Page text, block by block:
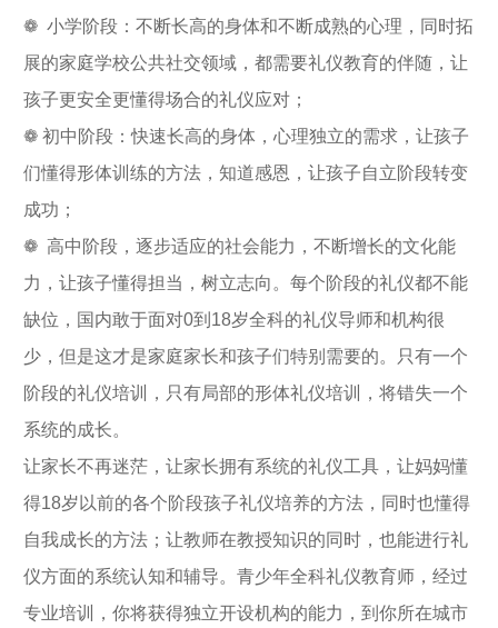
❁ 小学阶段：不断长高的身体和不断成熟的心理，同时拓
展的家庭学校公共社交领域，都需要礼仪教育的伴随，让
孩子更安全更懂得场合的礼仪应对；
❁ 初中阶段：快速长高的身体，心理独立的需求，让孩子
们懂得形体训练的方法，知道感恩，让孩子自立阶段转变
成功；
❁ 高中阶段，逐步适应的社会能力，不断增长的文化能
力，让孩子懂得担当，树立志向。每个阶段的礼仪都不能
缺位，国内敢于面对0到18岁全科的礼仪导师和机构很
少，但是这才是家庭家长和孩子们特别需要的。只有一个
阶段的礼仪培训，只有局部的形体礼仪培训，将错失一个
系统的成长。
让家长不再迷茫，让家长拥有系统的礼仪工具，让妈妈懂
得18岁以前的各个阶段孩子礼仪培养的方法，同时也懂得
自我成长的方法；让教师在教授知识的同时，也能进行礼
仪方面的系统认知和辅导。青少年全科礼仪教育师，经过
专业培训，你将获得独立开设机构的能力，到你所在城市